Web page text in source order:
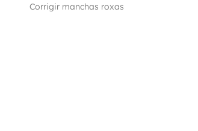
Corrigir manchas roxas